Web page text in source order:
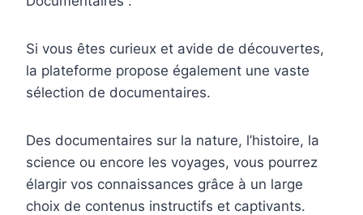
Si vous êtes curieux et avide de découvertes,
la plateforme propose également une vaste
sélection de documentaires.
Des documentaires sur la nature, l’histoire, la
science ou encore les voyages, vous pourrez
élargir vos connaissances grâce à un large
choix de contenus instructifs et captivants.